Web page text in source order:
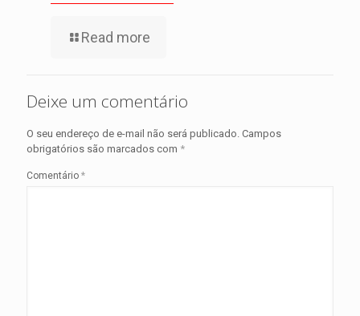
Read more
Deixe um comentário
O seu endereço de e-mail não será publicado. Campos
obrigatórios são marcados com *
Comentário *